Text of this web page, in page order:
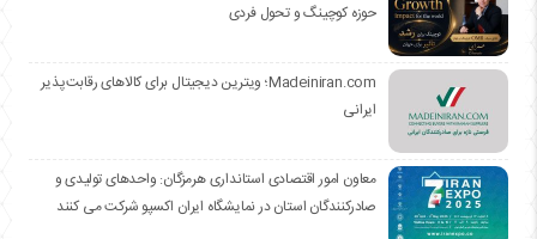
حوزه کوچینگ و تحول فردی
Madeiniran.com؛ ویترین دیجیتال برای کالاهای رقابت‌پذیر
ایرانی
معاون امور اقتصادی استانداری هرمزگان: واحدهای تولیدی و
صادرکنندگان استان در نمایشگاه ایران اکسپو شرکت می کنند